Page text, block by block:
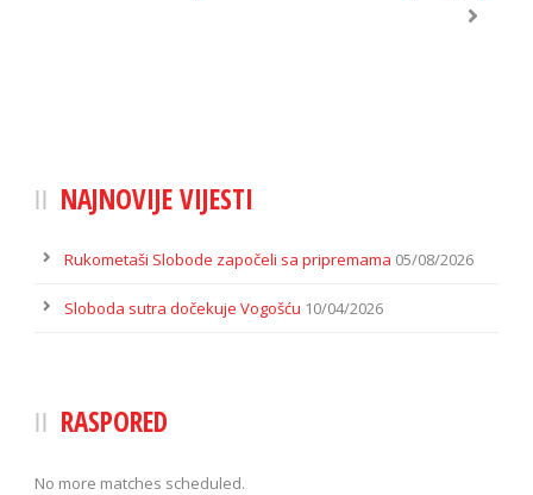
NAJNOVIJE VIJESTI
Rukometaši Slobode započeli sa pripremama 05/08/2026
Sloboda sutra dočekuje Vogošću 10/04/2026
RASPORED
No more matches scheduled.